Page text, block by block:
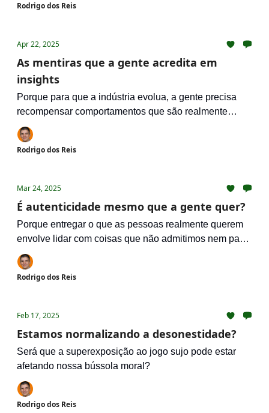
Rodrigo dos Reis
Apr 22, 2025
As mentiras que a gente acredita em
insights
Porque para que a indústria evolua, a gente precisa
recompensar comportamentos que são realmente
desejáveis
Rodrigo dos Reis
Mar 24, 2025
É autenticidade mesmo que a gente quer?
Porque entregar o que as pessoas realmente querem
envolve lidar com coisas que não admitimos nem para
nós mesmos
Rodrigo dos Reis
Feb 17, 2025
Estamos normalizando a desonestidade?
Será que a superexposição ao jogo sujo pode estar
afetando nossa bússola moral?
Rodrigo dos Reis